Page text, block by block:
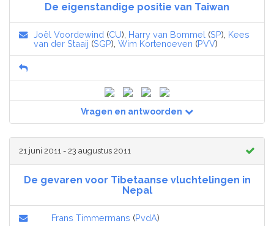
De eigenstandige positie van Taiwan
Joël Voordewind (CU), Harry van Bommel (SP), Kees
van der Staaij (SGP), Wim Kortenoeven (PVV)
Vragen en antwoorden
21 juni 2011 - 23 augustus 2011
De gevaren voor Tibetaanse vluchtelingen in
Nepal
Frans Timmermans (PvdA)